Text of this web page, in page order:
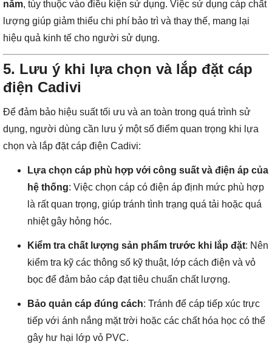
năm, tùy thuộc vào điều kiện sử dụng. Việc sử dụng cáp chất
lượng giúp giảm thiểu chi phí bảo trì và thay thế, mang lại
hiệu quả kinh tế cho người sử dụng.
5. Lưu ý khi lựa chọn và lắp đặt cáp
điện Cadivi
Để đảm bảo hiệu suất tối ưu và an toàn trong quá trình sử
dụng, người dùng cần lưu ý một số điểm quan trọng khi lựa
chọn và lắp đặt cáp điện Cadivi:
Lựa chọn cáp phù hợp với công suất và điện áp của
hệ thống: Việc chọn cáp có điện áp định mức phù hợp
là rất quan trọng, giúp tránh tình trạng quá tải hoặc quá
nhiệt gây hỏng hóc.
Kiểm tra chất lượng sản phẩm trước khi lắp đặt: Nên
kiểm tra kỹ các thông số kỹ thuật, lớp cách điện và vỏ
bọc để đảm bảo cáp đạt tiêu chuẩn chất lượng.
Bảo quản cáp đúng cách: Tránh để cáp tiếp xúc trực
tiếp với ánh nắng mặt trời hoặc các chất hóa học có thể
gây hư hại lớp vỏ PVC.